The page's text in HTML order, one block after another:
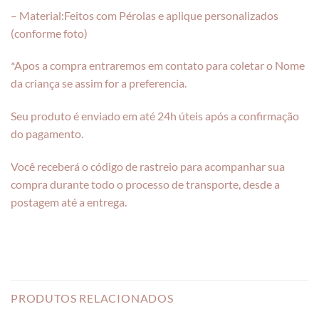
– Material:Feitos com Pérolas e aplique personalizados
(conforme foto)
*Apos a compra entraremos em contato para coletar o Nome
da criança se assim for a preferencia.
Seu produto é enviado em até 24h úteis após a confirmação
do pagamento.
Você receberá o código de rastreio para acompanhar sua
compra durante todo o processo de transporte, desde a
postagem até a entrega.
PRODUTOS RELACIONADOS